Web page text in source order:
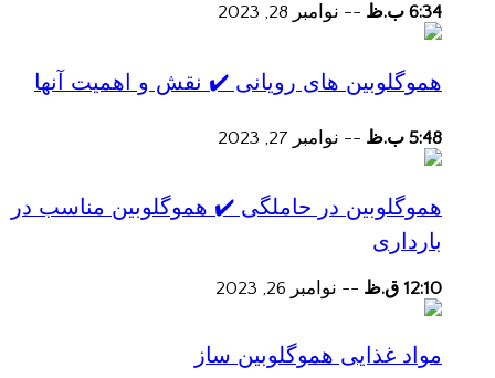
6:34 ب.ظ -- نوامبر 28, 2023
هموگلوبین های رویانی ✔️ نقش و اهمیت آنها
5:48 ب.ظ -- نوامبر 27, 2023
هموگلوبین در حاملگی ✔️ هموگلوبین مناسب در
بارداری
12:10 ق.ظ -- نوامبر 26, 2023
مواد غذایی هموگلوبین ساز